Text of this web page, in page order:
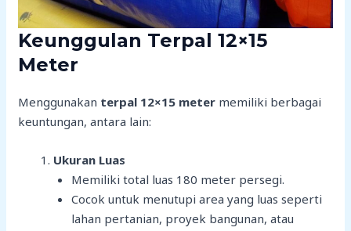
Keunggulan Terpal 12×15
Meter
Menggunakan terpal 12×15 meter memiliki berbagai
keuntungan, antara lain:
Ukuran Luas
Memiliki total luas 180 meter persegi.
Cocok untuk menutupi area yang luas seperti
lahan pertanian, proyek bangunan, atau